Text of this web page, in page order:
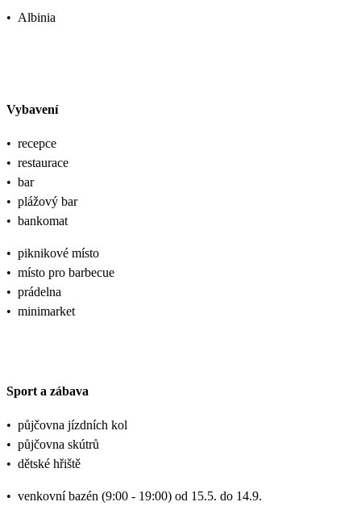
• Albinia
Vybavení
• recepce
• restaurace
• bar
• plážový bar
• bankomat
• piknikové místo
• místo pro barbecue
• prádelna
• minimarket
Sport a zábava
• půjčovna jízdních kol
• půjčovna skútrů
• dětské hřiště
• venkovní bazén (9:00 - 19:00) od 15.5. do 14.9.